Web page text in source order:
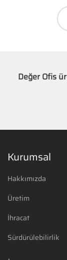
Değer Ofis
Kurumsal
Hakkımızda
Üretim
İhracat
Sürdürülebilirlik